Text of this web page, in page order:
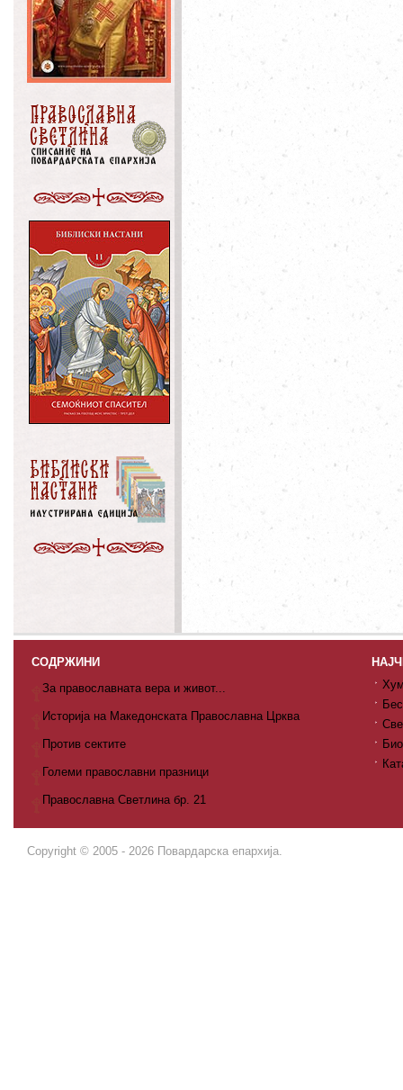
СОДРЖИНИ
За православната вера и живот...
Историја на Македонската Православна Црква
Против сектите
Големи православни празници
Православна Светлина бр. 21
Copyright © 2005 - 2026 Повардарска епархија.